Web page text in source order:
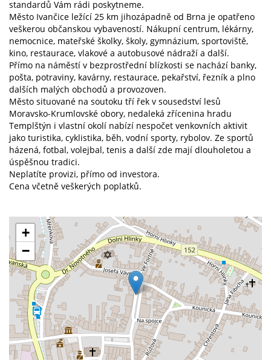
standardů Vám rádi poskytneme.
Město Ivančice ležící 25 km jihozápadně od Brna je opatřeno
veškerou občanskou vybaveností. Nákupní centrum, lékárny,
nemocnice, mateřské školky, školy, gymnázium, sportoviště,
kino, restaurace, vlakové a autobusové nádraží a další.
Přímo na náměstí v bezprostřední blízkosti se nachází banky,
pošta, potraviny, kavárny, restaurace, pekařství, řezník a plno
dalších malých obchodů a provozoven.
Město situované na soutoku tří řek v sousedství lesů
Moravsko-Krumlovské obory, nedaleká zřícenina hradu
Templštýn i vlastní okolí nabízí nespočet venkovních aktivit
jako turistika, cyklistika, běh, vodní sporty, rybolov. Ze sportů
házená, fotbal, volejbal, tenis a další zde mají dlouholetou a
úspěšnou tradici.
Neplatíte provizi, přímo od investora.
Cena včetně veškerých poplatků.
+
−